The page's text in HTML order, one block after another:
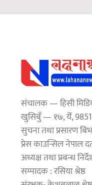
संचालक — हिसी
खुसिबुँ — १७, येँ,
सुचना तथा प्रसारण
प्रेस काउन्सिल नेपाल
अध्यक्ष तथा प्रबन्ध
सम्पादक : रसिया श्रेष्ठ